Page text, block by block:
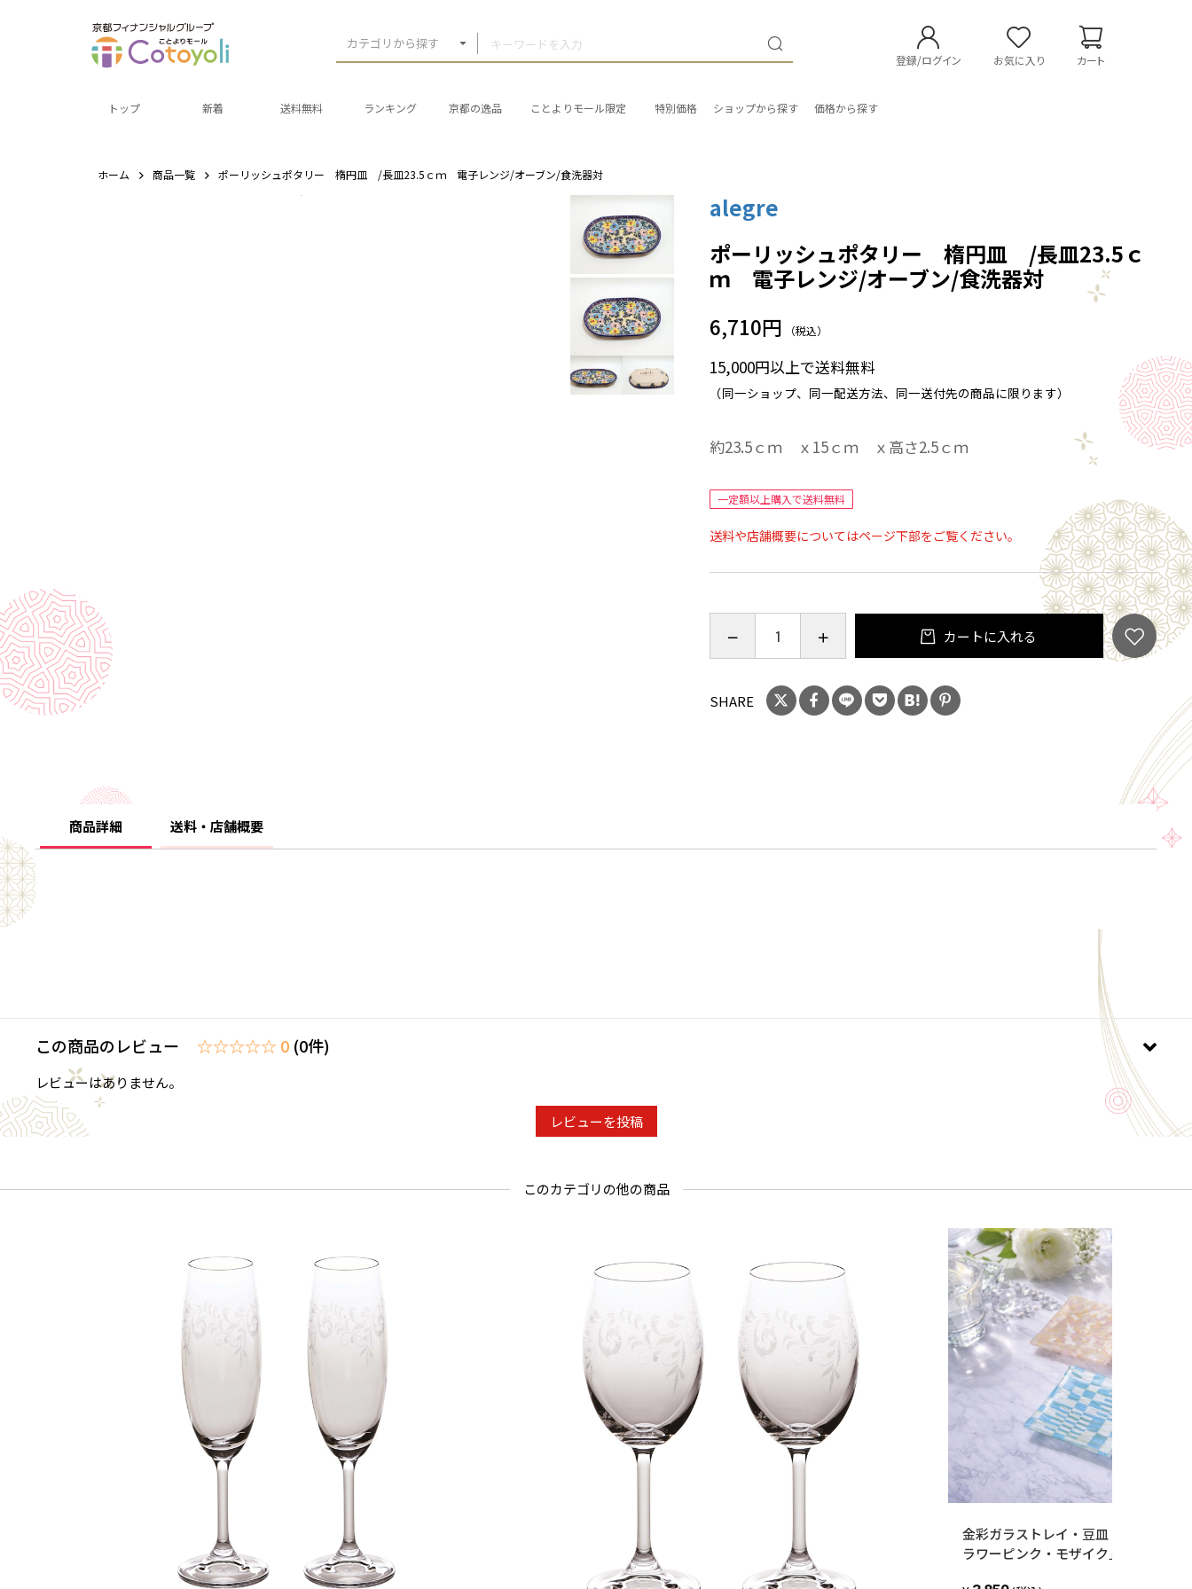
カテゴリから探す
登録/ログイン お気に入り カート
トップ 新着 送料無料 ランキング 京都の逸品 ことよりモール限定 特別価格 ショップから探す 価格から探す
ホーム 商品一覧 ポーリッシュポタリー 楕円皿 /長皿23.5ｃｍ 電子レンジ/オーブン/食洗器対
alegre
ポーリッシュポタリー 楕円皿 /長皿23.5ｃ
ｍ 電子レンジ/オーブン/食洗器対
6,710円 （税込）
15,000円以上で送料無料
（同一ショップ、同一配送方法、同一送付先の商品に限ります）
約23.5ｃｍ ｘ15ｃｍ ｘ高さ2.5ｃｍ
一定額以上購入で送料無料
送料や店舗概要についてはページ下部をご覧ください。
カートに入れる
SHARE
商品詳細 送料・店舗概要
この商品のレビュー ☆☆☆☆☆ 0 (0件)
レビューはありません。
レビューを投稿
このカテゴリの他の商品
金彩ガラストレイ・豆皿 「市松ブル
ラワーピンク・モザイク」